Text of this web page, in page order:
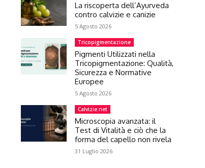
La riscoperta dell’Ayurveda
contro calvizie e canizie
5 Agosto 2026
Tricopigmentazione
Pigmenti Utilizzati nella
Tricopigmentazione: Qualità,
Sicurezza e Normative
Europee
5 Agosto 2026
Calvizie.net
Microscopia avanzata: il
Test di Vitalità e ciò che la
forma del capello non rivela
31 Luglio 2026